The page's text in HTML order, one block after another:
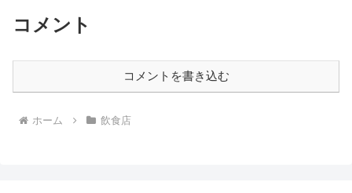
コメント
コメントを書き込む
ホーム 飲食店